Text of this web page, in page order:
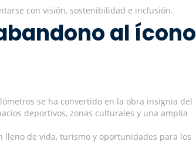
con visión, sostenibilidad e inclusión.
al ícono
se ha convertido en la obra insignia del
deportivos, zonas culturales y una amplia
lleno de vida, turismo y oportunidades para los